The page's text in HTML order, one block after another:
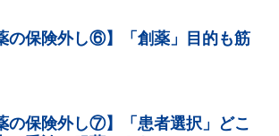
の保険外し⑥】「創薬」目的も筋
の保険外し⑦】「患者選択」どこ